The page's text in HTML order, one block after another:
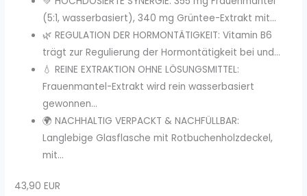
(5:1, wasserbasiert), 340 mg Grüntee-Extrakt mit...
🌿 REGULATION DER HORMONTÄTIGKEIT: Vitamin B6
trägt zur Regulierung der Hormontätigkeit bei und...
💧 REINE EXTRAKTION OHNE LÖSUNGSMITTEL:
Frauenmantel-Extrakt wird rein wasserbasiert
gewonnen...
🌍 NACHHALTIG VERPACKT & NACHFÜLLBAR:
Langlebige Glasflasche mit Rotbuchenholzdeckel,
mit...
43,90 EUR